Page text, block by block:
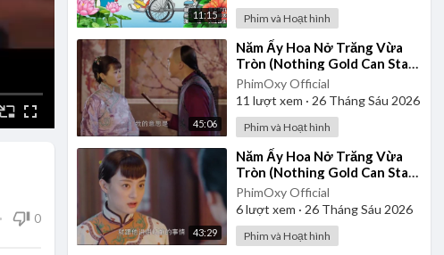
11:15 Phim và Hoạt hình
45:06
⁣Năm Ấy Hoa Nở Trăng Vừa
Tròn (Nothing Gold Can Stay)
2017 - Tập 27 | Thuyết Minh
PhimOxy Official
11 lượt xem · 26 Tháng Sáu 2026
Phim và Hoạt hình
43:29
⁣Năm Ấy Hoa Nở Trăng Vừa
Tròn (Nothing Gold Can Stay)
2017 - Tập 28 | Thuyết Minh
PhimOxy Official
6lượt xem · 26 Tháng Sáu 2026
Phim và Hoạt hình
0